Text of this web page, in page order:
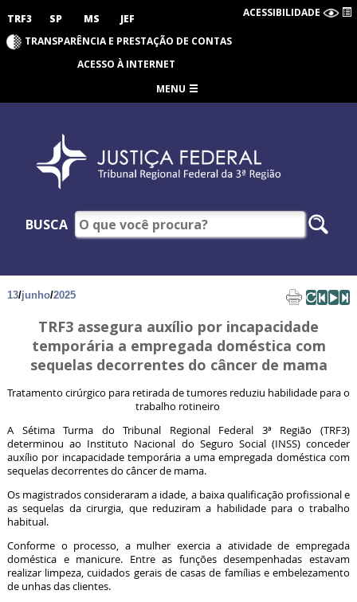
TRF3 SP MS JEF ACESSIBILIDADE
TRANSPARÊNCIA E PRESTAÇÃO DE CONTAS
ACESSO À INTERNET
MENU
BUSCA
13/junho/2025
TRF3 assegura auxílio por incapacidade
temporária a empregada doméstica com
sequelas decorrentes do câncer de mama
Tratamento cirúrgico para retirada de tumores reduziu habilidade para o
trabalho rotineiro
A Sétima Turma do Tribunal Regional Federal 3ª Região (TRF3)
determinou ao Instituto Nacional do Seguro Social (INSS) conceder
auxílio por incapacidade temporária a uma empregada doméstica com
sequelas decorrentes do câncer de mama.
Os magistrados consideraram a idade, a baixa qualificação profissional e
as sequelas da cirurgia, que reduziram a habilidade para o trabalho
habitual.
Conforme o processo, a mulher exercia a atividade de empregada
doméstica e manicure. Entre as funções desempenhadas estavam
realizar limpeza, cuidados gerais de casas de famílias e embelezamento
de unhas das clientes.